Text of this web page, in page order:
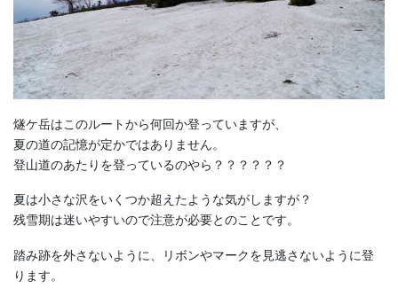
燧ケ岳はこのルートから何回か登っていますが、
夏の道の記憶が定かではありません。
登山道のあたりを登っているのやら？？？？？？
夏は小さな沢をいくつか超えたような気がしますが？
残雪期は迷いやすいので注意が必要とのことです。
踏み跡を外さないように、リボンやマークを見逃さないように登
ります。